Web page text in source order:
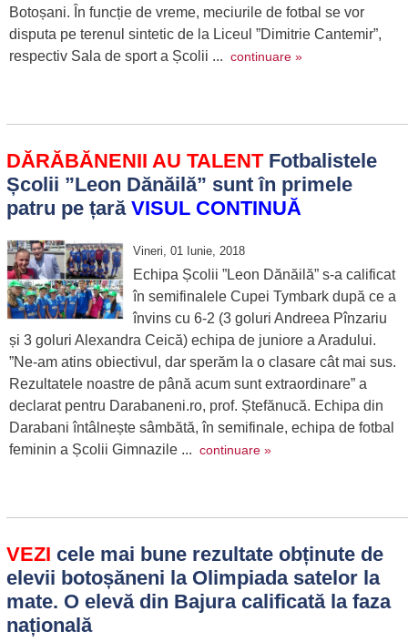
Botoșani. În funcție de vreme, meciurile de fotbal se vor
disputa pe terenul sintetic de la Liceul ”Dimitrie Cantemir”,
respectiv Sala de sport a Școlii ... continuare »
DĂRĂBĂNENII AU TALENT Fotbalistele
Școlii ”Leon Dănăilă” sunt în primele
patru pe țară VISUL CONTINUĂ
Vineri, 01 Iunie, 2018
Echipa Școlii ”Leon Dănăilă” s-a calificat
în semifinalele Cupei Tymbark după ce a
învins cu 6-2 (3 goluri Andreea Pînzariu
și 3 goluri Alexandra Ceică) echipa de juniore a Aradului.
”Ne-am atins obiectivul, dar sperăm la o clasare cât mai sus.
Rezultatele noastre de până acum sunt extraordinare” a
declarat pentru Darabaneni.ro, prof. Ștefănucă. Echipa din
Darabani întâlnește sâmbătă, în semifinale, echipa de fotbal
feminin a Școlii Gimnazile ... continuare »
VEZI cele mai bune rezultate obținute de
elevii botoșăneni la Olimpiada satelor la
mate. O elevă din Bajura calificată la faza
națională